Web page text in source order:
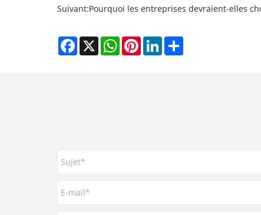
Suivant:Pourquoi les entreprises devraient-elles
Facebook
X WhatsAppPinterestLinkedIn